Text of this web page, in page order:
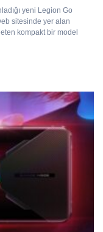
yeni Legion Go
sitesinde yer alan
kompakt bir model